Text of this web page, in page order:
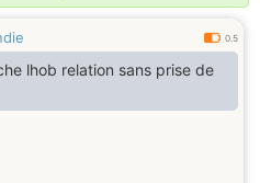
0.5
lhob relation sans prise de